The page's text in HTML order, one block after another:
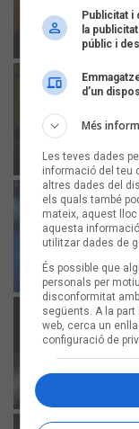
Publicitat
la
públic i
d’un
Més
Les teves dades
informació del teu
altres dades del
els quals també
mateix, aquest
aquesta
utilitzar dades de
És possible que
personals per
disconformitat
següents. A la
web, cerca un
configuració de